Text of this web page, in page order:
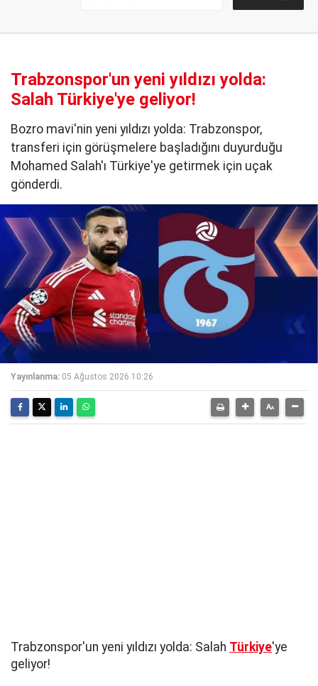
Trabzonspor'un yeni yıldızı yolda:
Salah Türkiye'ye geliyor!
Bozro mavi'nin yeni yıldızı yolda: Trabzonspor,
transferi için görüşmelere başladığını duyurduğu
Mohamed Salah'ı Türkiye'ye getirmek için uçak
gönderdi.
Yayınlanma: 05 Ağustos 2026 10:26
Trabzonspor'un yeni yıldızı yolda: Salah Türkiye'ye
geliyor!